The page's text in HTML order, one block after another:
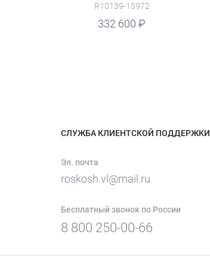
R10139-15972
332 600
СЛУЖБА КЛИЕНТСКОЙ ПОДДЕРЖКИ
Эл. почта
roskosh.vl@mail.ru
Бесплатный звонок по России
8 800 250-00-66